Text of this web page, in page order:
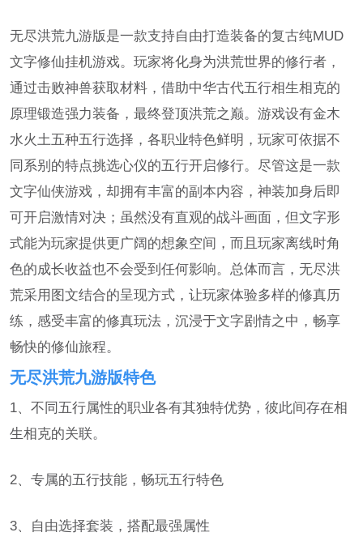
无尽洪荒九游版是一款支持自由打造装备的复古纯MUD
文字修仙挂机游戏。玩家将化身为洪荒世界的修行者，
通过击败神兽获取材料，借助中华古代五行相生相克的
原理锻造强力装备，最终登顶洪荒之巅。游戏设有金木
水火土五种五行选择，各职业特色鲜明，玩家可依据不
同系别的特点挑选心仪的五行开启修行。尽管这是一款
文字仙侠游戏，却拥有丰富的副本内容，神装加身后即
可开启激情对决；虽然没有直观的战斗画面，但文字形
式能为玩家提供更广阔的想象空间，而且玩家离线时角
色的成长收益也不会受到任何影响。总体而言，无尽洪
荒采用图文结合的呈现方式，让玩家体验多样的修真历
练，感受丰富的修真玩法，沉浸于文字剧情之中，畅享
畅快的修仙旅程。
无尽洪荒九游版特色
1、不同五行属性的职业各有其独特优势，彼此间存在相
生相克的关联。
2、专属的五行技能，畅玩五行特色
3、自由选择套装，搭配最强属性